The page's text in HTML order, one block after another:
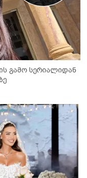
გამო სერიალიდან